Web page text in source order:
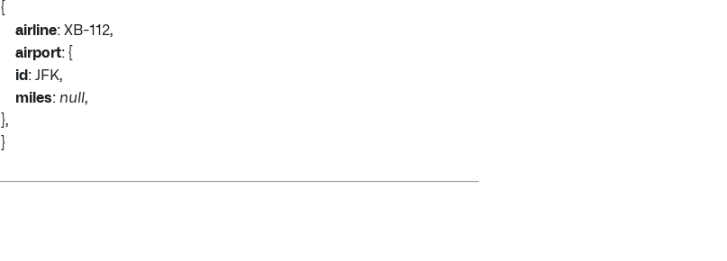
{
airline: XB-112,
airport: {
id : JFK,
miles: null,
},
}